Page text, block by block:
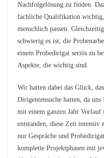
Nachfolgelösung zu finden.
fachliche Qualifikation wichtig,
menschlich passen.
schwierig es ist, die
einem Probedirigat seriös zu
Aspekte, die wichtig sind.
Wir hatten dabei das Glück,
Dirigentensuche hatten, da uns
mit einem ganzen Jahr
entstanden, diese Zeit intensiv
nur Gespräche und
komplette Projektphasen mit